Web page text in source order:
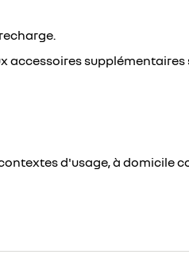
accessoires
d'usage, à domicile